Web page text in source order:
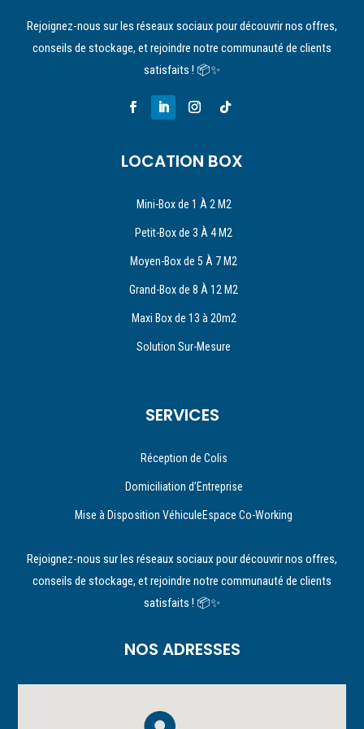
Rejoignez-nous sur les réseaux sociaux pour découvrir nos offres,
conseils de stockage, et rejoindre notre communauté de clients
satisfaits ! 📦✨
LOCATION BOX
Mini-Box de 1 À 2 M2
Petit-Box de 3 À 4 M2
Moyen-Box de 5 À 7 M2
Grand-Box de 8 À 12 M2
Maxi Box de 13 à 20m2
Solution Sur-Mesure
SERVICES
Réception de Colis
Domiciliation d’Entreprise
Mise à Disposition VéhiculeEspace Co-Working
Rejoignez-nous sur les réseaux sociaux pour découvrir nos offres,
conseils de stockage, et rejoindre notre communauté de clients
satisfaits ! 📦✨
NOS ADRESSES